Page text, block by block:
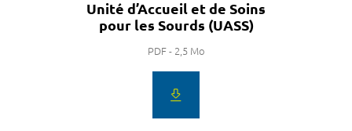
Unité d’Accueil et de Soins
pour les Sourds (UASS)
PDF - 2,5 Mo